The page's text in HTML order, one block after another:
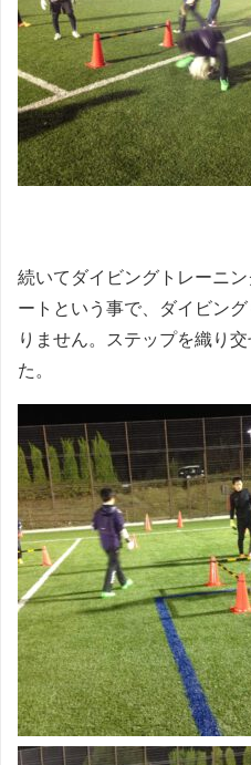
続いてダイビングトレーニ
ートという事で、ダイビン
りません。ステップを織り
た。